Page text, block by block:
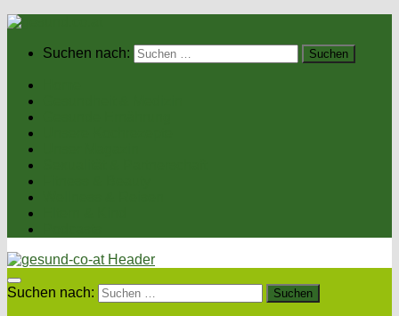
Suchen nach:
Suchen nach: